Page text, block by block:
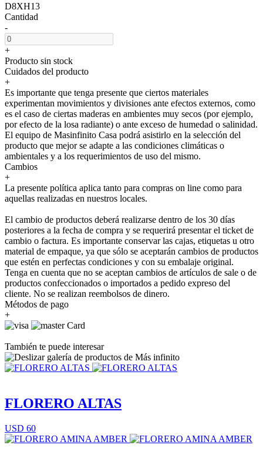
D8XH13
Cantidad
-
+
Producto sin stock
Cuidados del producto
+
Es importante que tenga presente que ciertos materiales
experimentan movimientos y divisiones ante efectos externos, como
es el caso de ciertas maderas en ambientes muy secos (por ejemplo,
por efecto de la losa radiante) o ante exceso de humedad o salinidad.
El equipo de Masinfinito Casa podrá asistirlo en la selección del
producto que mejor se adapte a las condiciones climáticas o
ambientales y a los requerimientos de uso del mismo.
Cambios
+
La presente política aplica tanto para compras on line como para
aquellas realizadas en nuestros locales.
El cambio de productos deberá realizarse dentro de los 30 días
posteriores a la fecha de compra y se requerirá presentar el ticket de
cambio o factura. Es importante conservar las cajas, etiquetas u otro
material de empaque, ya que sólo se aceptarán cambios de productos
que estén en perfectas condiciones y con su embalaje original.
Tenga en cuenta que no se aceptan cambios de artículos de sale o de
productos confeccionados o importados a pedido expreso del
cliente. No se realizan reembolsos de dinero.
Métodos de pago
+
También te puede interesar
FLORERO ALTAS
USD 60